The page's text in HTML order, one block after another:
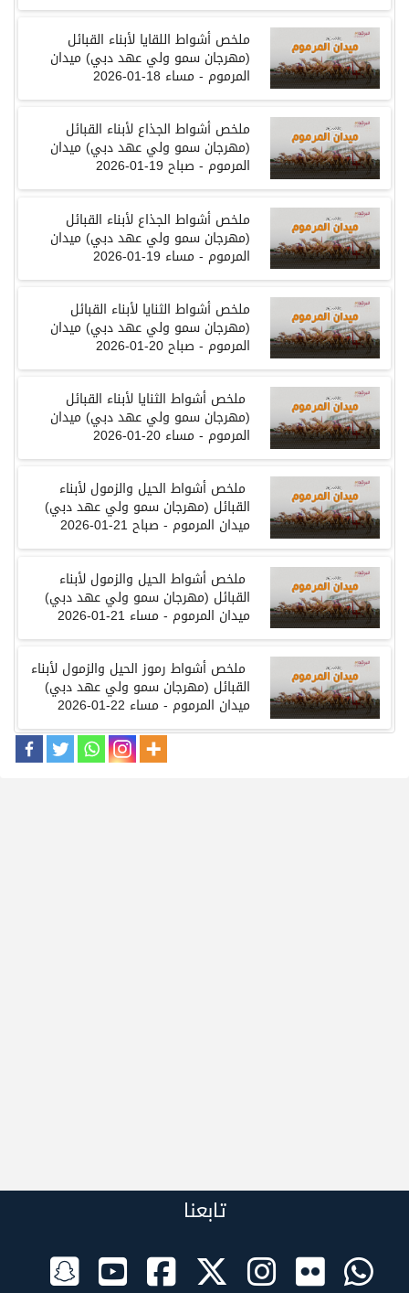
ملخص أشواط اللقايا لأبناء القبائل
(مهرجان سمو ولي عهددبي) ميدان
المرموم - مساء
ملخص أشواط الجذاع لأبناء القبائل
(مهرجان سمو ولي عهددبي) ميدان
المرموم - صباح19-01-2026
ملخص أشواط الجذاع لأبناء القبائل
(مهرجان سمو ولي عهددبي) ميدان
المرموم - مساء
ملخص أشواط الثنايا لأبناء القبائل
(مهرجان سمو ولي عهددبي) ميدان
المرموم - صباح20-01-2026
ملخص أشواط الثنايا لأبناء القبائل
(مهرجان سمو ولي عهددبي) ميدان
المرموم - مساء
ملخص أشواط الحيل والزمول لأبناء
القبائل (مهرجان سمو ولي عهددبي)
ميدان المرموم - صباح21-01-2026
ملخص أشواط الحيل والزمول لأبناء
القبائل (مهرجان سمو ولي عهددبي)
ميدان المرموم - مساء
ملخص أشواط رموز الحيل والزمول لأبناء
القبائل (مهرجان سمو ولي عهددبي)
ميدان المرموم - مساء
تابعنا